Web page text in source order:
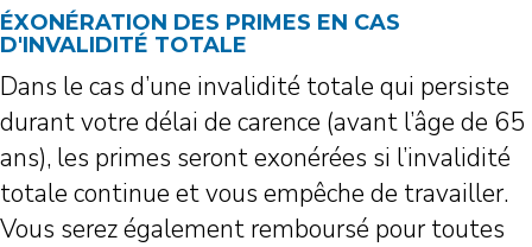
ÉXONÉRATION DES PRIMES EN CAS
D'INVALIDITÉ TOTALE
Dans le cas d’une invalidité totale qui persiste
durant votre délai de carence (avant l’âge de 65
ans), les primes seront exonérées si l’invalidité
totale continue et vous empêche de travailler.
Vous serez également remboursé pour toutes